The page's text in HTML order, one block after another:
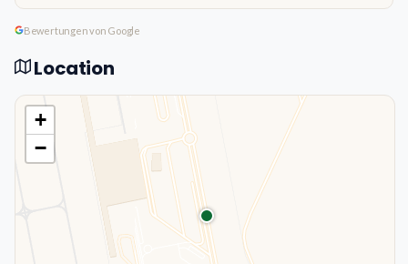
Bewertungen von Google
Location
+
−